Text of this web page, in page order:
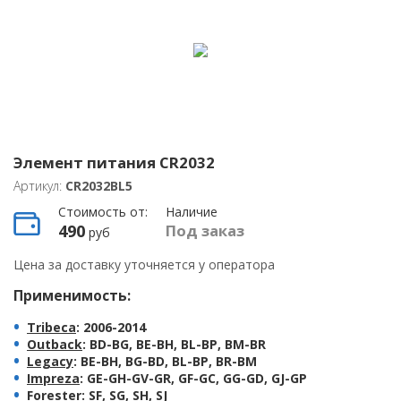
Элемент питания CR2032
Артикул: CR2032BL5
Стоимость от:
490 руб
Наличие
Под заказ
Цена за доставку уточняется у оператора
Применимость:
Tribeca: 2006-2014
Outback: BD-BG, BE-BH, BL-BP, BM-BR
Legacy: BE-BH, BG-BD, BL-BP, BR-BM
Impreza: GE-GH-GV-GR, GF-GC, GG-GD, GJ-GP
Forester: SF, SG, SH, SJ